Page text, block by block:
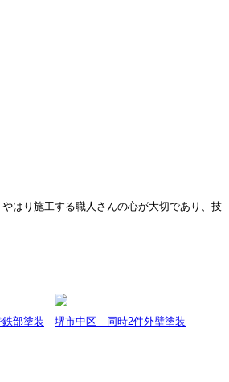
はり施工する職人さんの心が大切であり、技
部塗装 堺市中区 同時2件外壁塗装